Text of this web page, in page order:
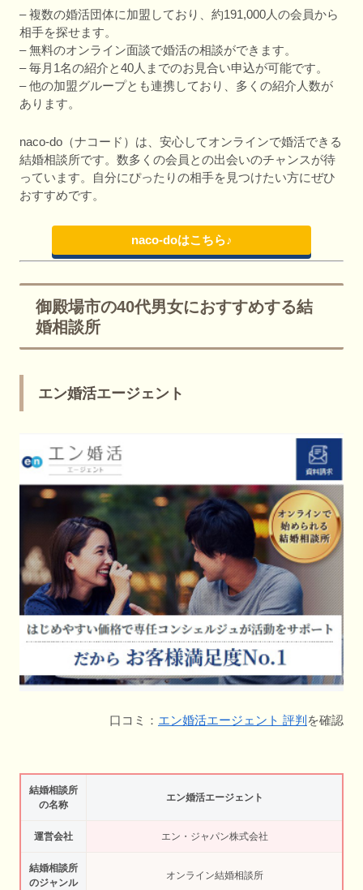
– 複数の婚活団体に加盟しており、約191,000人の会員から
相手を探せます。
– 無料のオンライン面談で婚活の相談ができます。
– 毎月1名の紹介と40人までのお見合い申込が可能です。
– 他の加盟グループとも連携しており、多くの紹介人数が
あります。
naco-do（ナコード）は、安心してオンラインで婚活できる
結婚相談所です。数多くの会員との出会いのチャンスが待
っています。自分にぴったりの相手を見つけたい方にぜひ
おすすめです。
naco-doはこちら♪
御殿場市の40代男女におすすめする結
婚相談所
エン婚活エージェント
口コミ： エン婚活エージェント 評判 を確認
結婚相談所
の名称
エン婚活エージェント
運営会社 エン・ジャパン株式会社
結婚相談所
のジャンル
オンライン結婚相談所